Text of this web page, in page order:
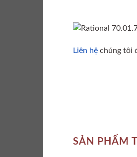
Liên hệ chúng tôi
SẢN PHẨM